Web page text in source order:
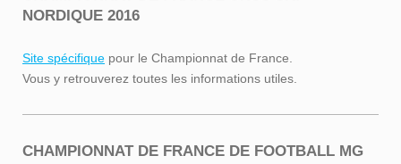
NORDIQUE 2016
Site spécifique pour le Championnat de France.
Vous y retrouverez toutes les informations utiles.
CHAMPIONNAT DE FRANCE DE FOOTBALL MG